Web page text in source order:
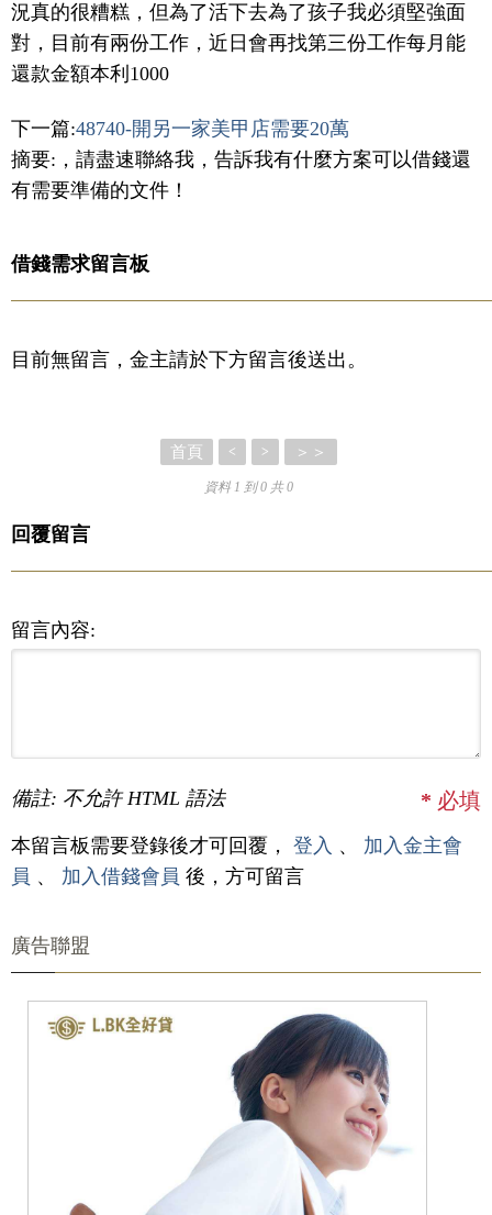
況真的很糟糕，但為了活下去為了孩子我必須堅強面
對，目前有兩份工作，近日會再找第三份工作每月能
還款金額本利1000
下一篇:48740-開另一家美甲店需要20萬
摘要:，請盡速聯絡我，告訴我有什麼方案可以借錢還
有需要準備的文件！
借錢需求留言板
目前無留言，金主請於下方留言後送出。
首頁 < > ＞＞
資料 1 到 0 共 0
回覆留言
留言內容:
備註: 不允許 HTML 語法 * 必填
本留言板需要登錄後才可回覆， 登入 、 加入金主會
員 、 加入借錢會員 後，方可留言
廣告聯盟